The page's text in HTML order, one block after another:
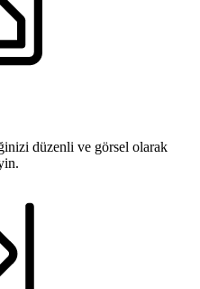
düzenli ve görsel olarak